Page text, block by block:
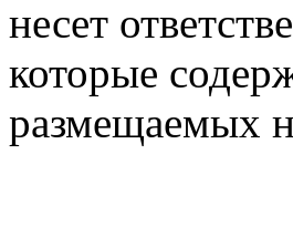
несет
которые
размещаемых